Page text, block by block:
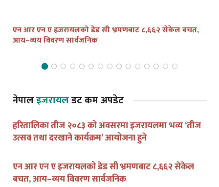
एन आर एन ए इजरायलको डेड सी भ्रमणबाट ८,६६२ सेकेल बचत,
आय–व्यय विवरण सार्वजनिक
नेपालइजरायलडट कम अपडेट
हरितालिका तीज २०८३ को अवसरमा इजरायलमा भव्य ‘तीज
उत्सव तथा दरखाने कार्यक्रम’ आयोजना हुने
एन आर एन ए इजरायलको डेड सी भ्रमणबाट ८,६६२ सेकेल
बचत, आय–व्यय विवरण सार्वजनिक